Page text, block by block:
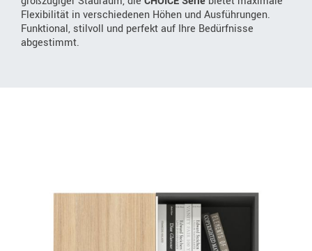
Flexibilität in verschiedenen Höhen und Ausführungen.
Funktional, stilvoll und perfekt auf Ihre Bedürfnisse
abgestimmt.